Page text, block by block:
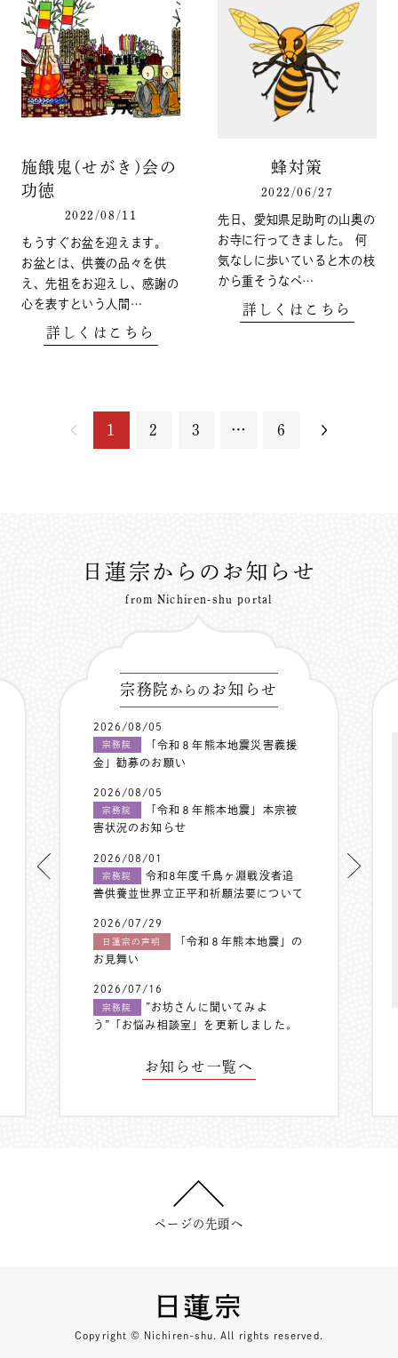
施餓鬼(せがき)会の
功徳
2022/08/11
もうすぐお盆を迎えます。
お盆とは、供養の品々を供
え、先祖をお迎えし、感謝の
心を表すという人間…
詳しくはこちら
蜂対策
2022/06/27
先日、愛知県足助町の山奥の
お寺に行ってきました。 何
気なしに歩いていると木の枝
から重そうなペ…
詳しくはこちら
1 2 3 … 6
日蓮宗からのお知らせ
from Nichiren-shu portal
宗務院 からの お知らせ
2026/08/05
宗務院
「令和８年熊本地震災害義援
金」勧募のお願い
2026/08/05
宗務院
「令和８年熊本地震」本宗被
害状況のお知らせ
2026/08/01
宗務院
令和8年度千鳥ヶ淵戦没者追
善供養並世界立正平和祈願法要について
2026/07/29
日蓮宗の声明
「令和８年熊本地震」の
お見舞い
2026/07/16
宗務院
”お坊さんに聞いてみよ
う”「お悩み相談室」を更新しました。
お知らせ一覧へ
ページの先頭へ
Copyright © Nichiren-shu. All rights reserved.